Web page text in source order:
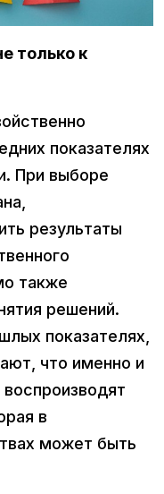
только к
показателях
При выборе
результаты
также
решений.
показателях,
что именно и
в
может быть